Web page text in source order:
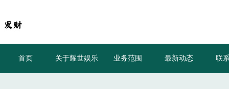
首页 关于耀世娱乐 业务范围 最新动态 联